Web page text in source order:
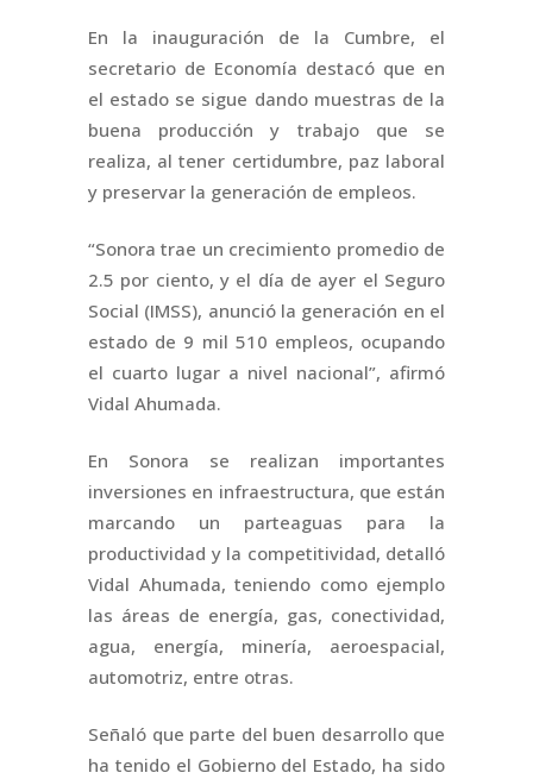
En la inauguración de la Cumbre, el
secretario de Economía destacó que en
el estado se sigue dando muestras de la
buena producción y trabajo que se
realiza, al tener certidumbre, paz laboral
y preservar la generación de empleos.
“Sonora trae un crecimiento promedio de
2.5 por ciento, y el día de ayer el Seguro
Social (IMSS), anunció la generación en el
estado de 9 mil 510 empleos, ocupando
el cuarto lugar a nivel nacional”, afirmó
Vidal Ahumada.
En Sonora se realizan importantes
inversiones en infraestructura, que están
marcando un parteaguas para la
productividad y la competitividad, detalló
Vidal Ahumada, teniendo como ejemplo
las áreas de energía, gas, conectividad,
agua, energía, minería, aeroespacial,
automotriz, entre otras.
Señaló que parte del buen desarrollo que
ha tenido el Gobierno del Estado, ha sido